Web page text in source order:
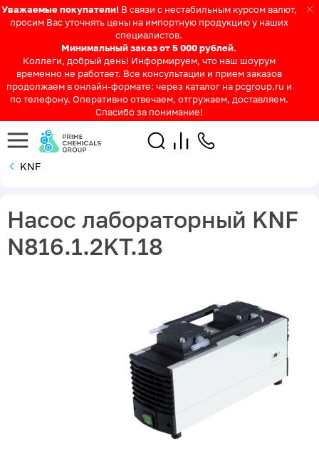
Уважаемые покупатели! В связи с нестабильным курсом валют,
просим Вас уточнять цены на импортную продукцию у наших
специалистов.
Минимальный заказ от 5 000 рублей.
Коллеги, добрый день! Информируем, что наш шоурум
временно не работает. Все консультации и прием заказов
продолжаем в онлайн-формате: через каталог на pcgroup.ru и
по телефону. Оперативно отвечаем, отгружаем, доставляем.
Спасибо за понимание!
KNF
Насос лабораторный KNF
N816.1.2KT.18